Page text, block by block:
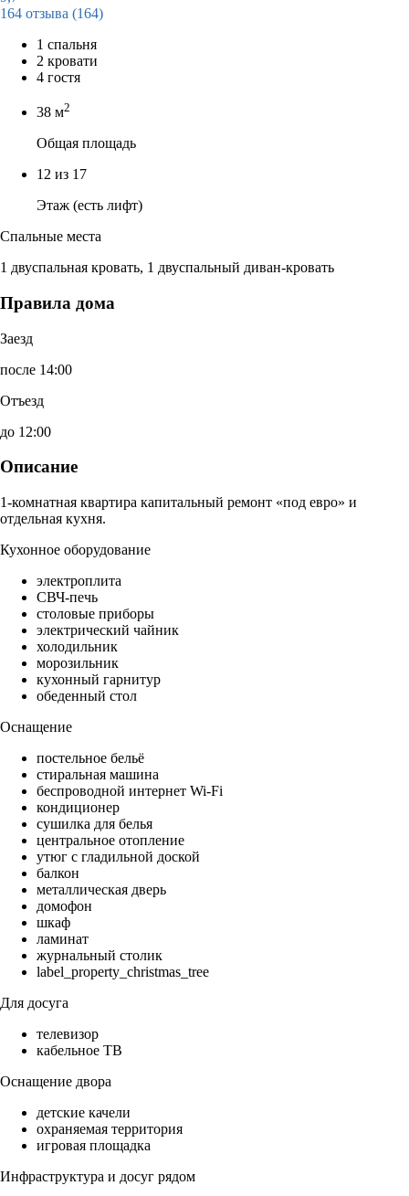
164 отзыва (164)
1 спальня
2 кровати
4 гостя
38 м2
Общая площадь
12 из 17
Этаж (есть лифт)
Спальные места
1 двуспальная кровать, 1 двуспальный диван-кровать
Правила дома
Заезд
после 14:00
Отъезд
до 12:00
Описание
1-комнатная квартира капитальный ремонт «под евро» и
отдельная кухня.
Кухонное оборудование
электроплита
СВЧ-печь
столовые приборы
электрический чайник
холодильник
морозильник
кухонный гарнитур
обеденный стол
Оснащение
постельное бельё
стиральная машина
беспроводной интернет Wi-Fi
кондиционер
сушилка для белья
центральное отопление
утюг с гладильной доской
балкон
металлическая дверь
домофон
шкаф
ламинат
журнальный столик
label_property_christmas_tree
Для досуга
телевизор
кабельное ТВ
Оснащение двора
детские качели
охраняемая территория
игровая площадка
Инфраструктура и досуг рядом